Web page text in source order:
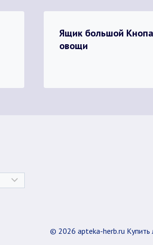
Ящик большой
овощи
© 2026 apteka-herb.ru Купить